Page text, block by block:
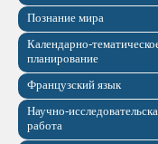
Познание мира
Календарно-
планирование
Французский язык
Научно-
работа